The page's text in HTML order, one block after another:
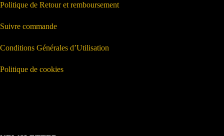
Politique de Retour et remboursement
Suivre commande
Conditions Générales d’Utilisation
Politique de cookies